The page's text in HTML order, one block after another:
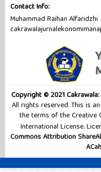
Contact Info:
Muhammad Raihan Alfaridzhi
Copyright © 2021
All rights reserved. This is
the terms of the Creative
International License.
Commons Attribution